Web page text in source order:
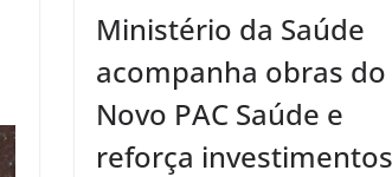
Ministério da Saúde
acompanha obras do
Novo PAC Saúde e
reforça